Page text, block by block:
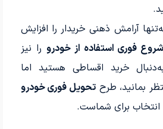
آرامش ذهنی خریدار را افزایش
شروع فوری استفاده از خودرو را نیز
خرید اقساطی هستید اما
بمانید، طرح تحویل فوری خودرو
برای شماست.